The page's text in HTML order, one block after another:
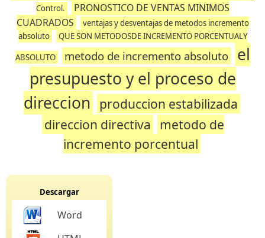
Control.
PRONOSTICO DE VENTAS MINIMOS
CUADRADOS
ventajas y desventajas de metodos incremento
absoluto
QUE SON METODOSDE INCREMENTO PORCENTUALY
ABSOLUTO
metodo de incremento absoluto
el
presupuesto y el proceso de
direccion produccion estabilizada
direccion directiva metodo de
incremento porcentual
Descargar
Word